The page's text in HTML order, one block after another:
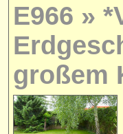
E966 »
großem